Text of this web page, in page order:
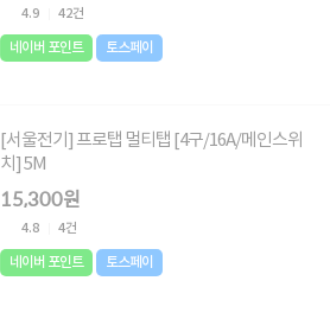
4.9 42건
네이버 포인트 토스페이
[서울전기] 프로탭 멀티탭 [4구/16A/메인스위
치] 5M
15,300원
4.8 4건
네이버 포인트 토스페이